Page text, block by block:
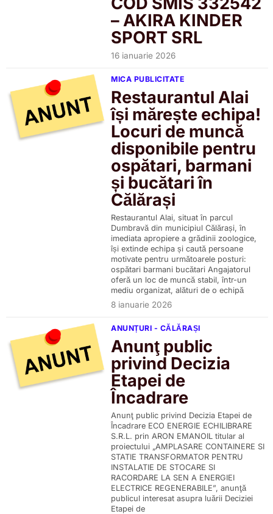
– AKIRA KINDER
SPORT SRL
16 ianuarie 2026
MICA PUBLICITATE
Restaurantul Alai
își mărește echipa!
Locuri de muncă
disponibile pentru
ospătari, barmani
și bucătari în
Călărași
Restaurantul Alai, situat în parcul
Dumbravă din municipiul Călărași, în
imediata apropiere a grădinii zoologice,
își extinde echipa și caută persoane
motivate pentru următoarele posturi:
ospătari barmani bucătari Angajatorul
oferă un loc de muncă stabil, într-un
mediu organizat, alături de o echipă
8 ianuarie 2026
ANUNȚURI - CĂLĂRAȘI
Anunţ public
privind Decizia
Etapei de
Încadrare
Anunţ public privind Decizia Etapei de
Încadrare ECO ENERGIE ECHILIBRARE
S.R.L. prin ARON EMANOIL titular al
proiectului „AMPLASARE CONTAINERE SI
STATIE TRANSFORMATOR PENTRU
INSTALATIE DE STOCARE SI
RACORDARE LA SEN A ENERGIEI
ELECTRICE REGENERABILE”, anunţă
publicul interesat asupra luării Deciziei
Etapei de